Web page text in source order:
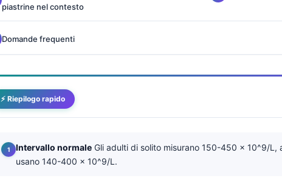
piastrine nel contesto
Domande frequenti
⚡ Riepilogo rapido
Intervallo normale Gli adulti di solito misurano 150-450 × 10^9/L,
usano 140-400 × 10^9/L.